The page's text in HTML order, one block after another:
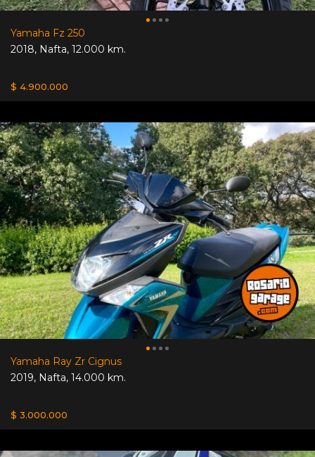
Yamaha Fz 250
2018, Nafta, 12.000 km.
$ 4.900.000
Yamaha Ray Zr Cignus
2019, Nafta, 14.000 km.
$ 3.000.000